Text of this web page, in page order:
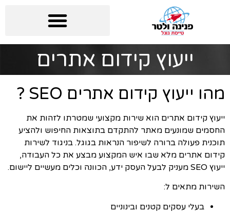
ייעוץ קידום אתרים
מהו ייעוץ קידום אתרים SEO ?
ייעוץ קידום אתרים הוא שירות מקצועי שמטרתו לזהות את
החסמים שמונעים מאתר להתקדם בתוצאות החיפוש ולהציע
תוכנית פעולה ברורה לשיפור הנראות בגוגל. בניגוד לשירות
קידום אתרים מלא שבו איש המקצוע מבצע את כל העבודה,
ייעוץ SEO מעניק לבעל העסק ידע, הכוונה וכלים מעשיים ליישום.
השירות מתאים ל:
בעלי עסקים קטנים ובינוניים